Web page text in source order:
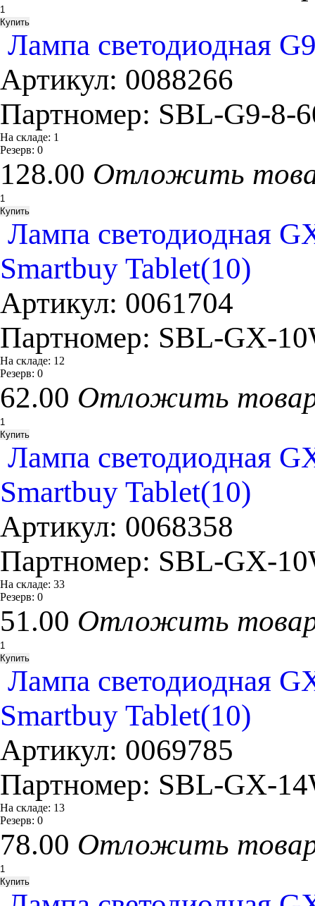
Лампа светодиодная
Артикул: 0088266
Партномер: SBL-G9-8-
На складе: 1
Резерв: 0
128.00 Отложить
Лампа светодиодная
Smartbuy Tablet(10)
Артикул: 0061704
Партномер: SBL-GX-
На складе: 12
Резерв: 0
62.00 Отложить
Лампа светодиодная
Smartbuy Tablet(10)
Артикул: 0068358
Партномер: SBL-GX-
На складе: 33
Резерв: 0
51.00 Отложить
Лампа светодиодная
Smartbuy Tablet(10)
Артикул: 0069785
Партномер: SBL-GX-
На складе: 13
Резерв: 0
78.00 Отложить